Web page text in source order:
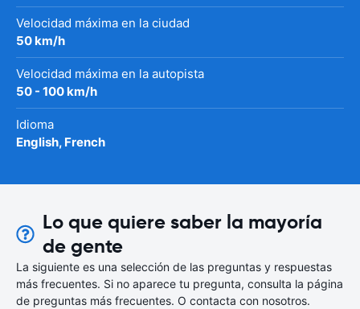
Velocidad máxima en la ciudad
50 km/h
Velocidad máxima en la autopista
50 - 100 km/h
Idioma
English, French
Lo que quiere saber la mayoría
de gente
La siguiente es una selección de las preguntas y respuestas
más frecuentes. Si no aparece tu pregunta, consulta la página
de preguntas más frecuentes. O contacta con nosotros.